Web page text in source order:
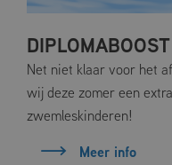
DIPLOMABOOST
Net niet klaar voor het
wij deze zomer een
zwemleskinderen!
Meer info